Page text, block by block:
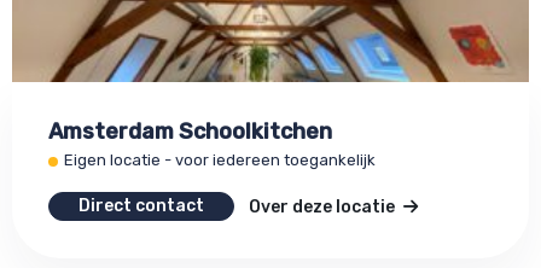
Amsterdam Schoolkitchen
Eigen locatie - voor iedereen toegankelijk
Direct contact Over deze locatie